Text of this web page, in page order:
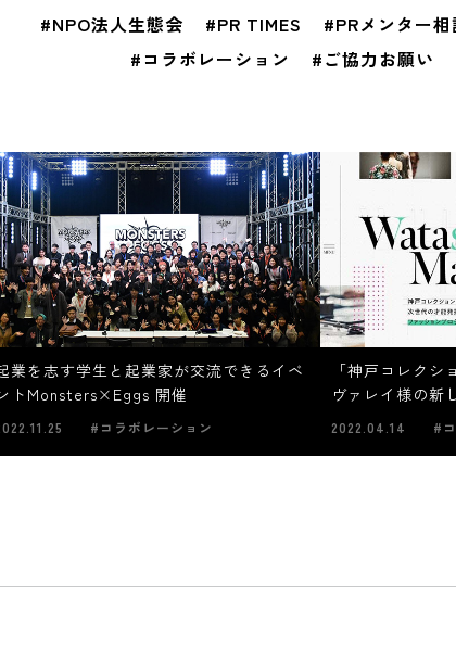
#NPO法人生態会 #PR TIMES #PRメンター
#コラボレーション
#ご協力お願い
業を志す学生と起業家が交流できるイベ
トMonsters×Eggs 開催
#コラボレーション
「神戸コレク
ヴァレイ様の新
2022.04.14 #